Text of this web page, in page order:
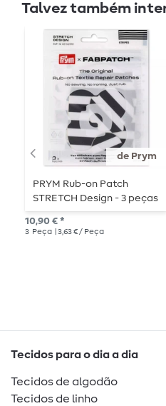
Talvez também
de Prym
PRYM Rub-on Patch
STRETCH Design - 3 peças
- Riscas
10,90 € *
3 Peça | 3,63 € / Peça
Tecidos para o dia a dia
Tecidos de algodão
Tecidos de linho